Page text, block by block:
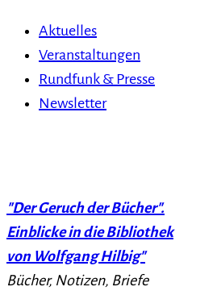
Aktuelles
Veranstaltungen
Rundfunk & Presse
Newsletter
"Der Geruch der Bücher".
Einblicke in die Bibliothek
von Wolfgang Hilbig"
Bücher, Notizen, Briefe